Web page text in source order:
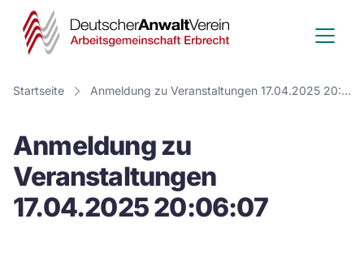
Deutscher
Anwalt
Verein
Startseite Anmeldung zu Veranstaltungen 17.04.2025 20:06:07
Anmeldung zu
Veranstaltungen
17.04.2025 20:06:07